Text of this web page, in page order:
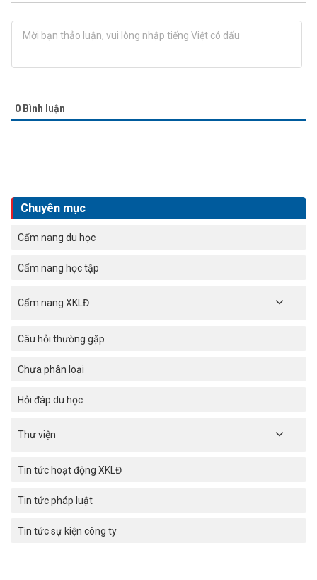
Chuyên mục
Cẩm nang du học
Cẩm nang học tập
Cẩm nang XKLĐ
Câu hỏi thường gặp
Chưa phân loại
Hỏi đáp du học
Thư viện
Tin tức hoạt động XKLĐ
Tin tức pháp luật
Tin tức sự kiện công ty
0 Bình luận